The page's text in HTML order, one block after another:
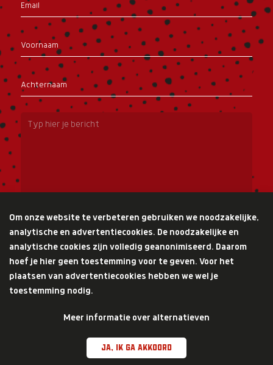
Cookie melding
Om onze website te verbeteren gebruiken we noodzakelijke,
analytische en advertentiecookies. De noodzakelijke en
analytische cookies zijn volledig geanonimiseerd. Daarom
hoef je hier geen toestemming voor te geven. Voor het
plaatsen van advertentiecookies hebben we wel je
toestemming nodig.
Meer informatie over alternatieven
Ja, ik ga akkoord
Email
Voornaam
Achternaam